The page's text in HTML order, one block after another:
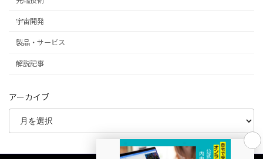
宇宙開発
製品・サービス
解説記事
アーカイブ